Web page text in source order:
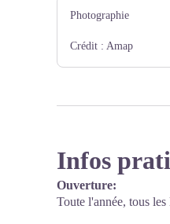
Photographie
Crédit : Amap
Infos
Ouverture:
Toute l'année, tous